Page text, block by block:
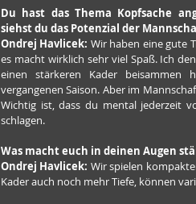
Du hast das Thema Kopfsache
siehst du das Potenzial der
Ondrej Havlicek: Wir haben eine gute
es macht wirklich sehr viel Spaß. Ich
einen stärkeren Kader beisammen
vergangenen Saison. Aber im
Wichtig ist, dass du mental jederzeit
schlagen.
Was macht euch in deinen Augen
Ondrej Havlicek: Wir spielen
Kader auch noch mehr Tiefe, können